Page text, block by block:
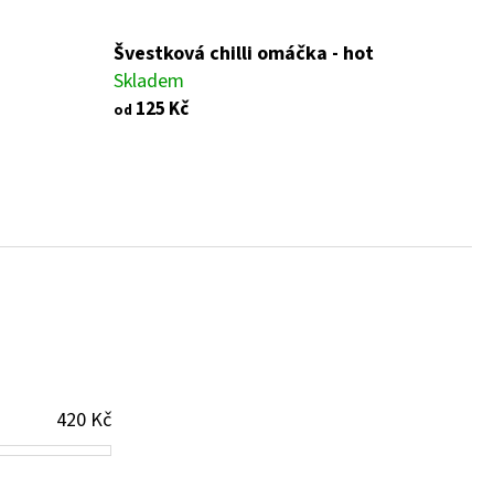
Švestková chilli omáčka - hot
Skladem
od 125 Kč
420 Kč